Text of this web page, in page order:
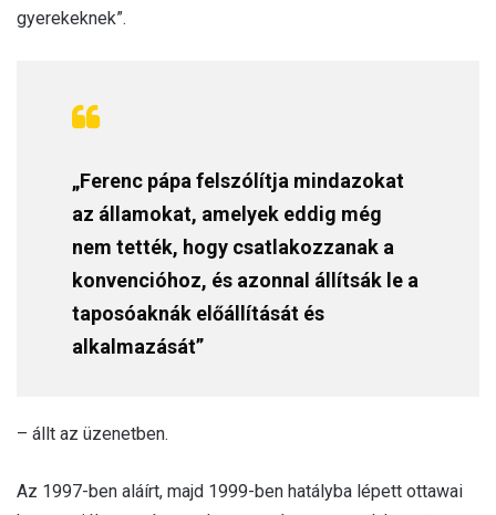
gyerekeknek”.
„Ferenc pápa felszólítja mindazokat
az államokat, amelyek eddig még
nem tették, hogy csatlakozzanak a
konvencióhoz, és azonnal állítsák le a
taposóaknák előállítását és
alkalmazását”
– állt az üzenetben.
Az 1997-ben aláírt, majd 1999-ben hatályba lépett ottawai